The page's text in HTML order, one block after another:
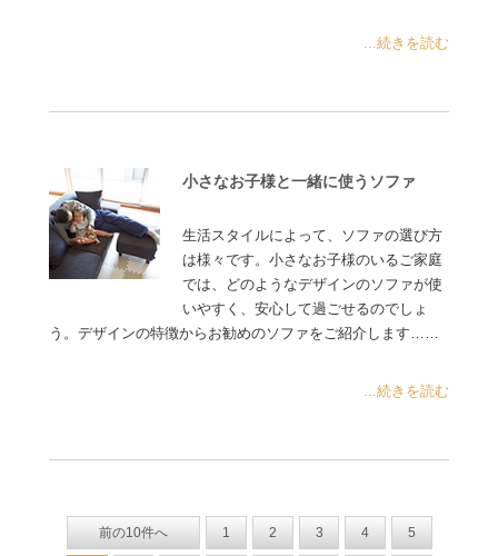
...続きを読む
小さなお子様と一緒に使うソファ
生活スタイルによって、ソファの選び方
は様々です。小さなお子様のいるご家庭
では、どのようなデザインのソファが使
いやすく、安心して過ごせるのでしょ
う。デザインの特徴からお勧めのソファをご紹介します……
...続きを読む
前の10件へ 1 2 3 4 5